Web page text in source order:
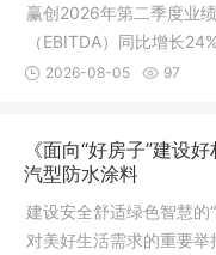
赢创2026年第二季度业
（EBITDA）同比增长
销量和销售价格均提升7%
2026-08-05 97
《面向“好房子”建设
汽型防水涂料
建设安全舒适绿色智慧的
对美好生活需求的重要